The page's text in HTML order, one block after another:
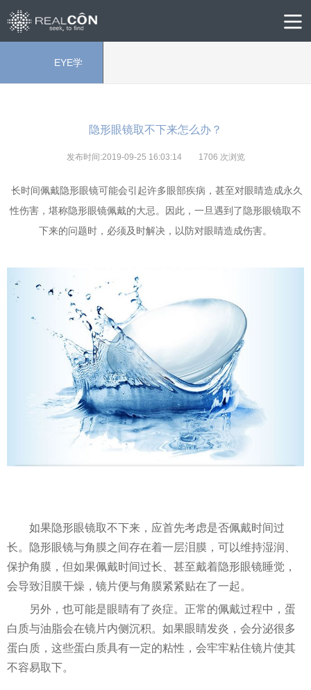
EYE学
隐形眼镜取不下来怎么办？
发布时间:2019-09-25 16:03:14 1706 次浏览
长时间佩戴隐形眼镜可能会引起许多眼部疾病，甚至对眼睛造成永久
性伤害，堪称隐形眼镜佩戴的大忌。因此，一旦遇到了隐形眼镜取不
下来的问题时，必须及时解决，以防对眼睛造成伤害。
如果隐形眼镜取不下来，应首先考虑是否佩戴时间过
长。隐形眼镜与角膜之间存在着一层泪膜，可以维持湿润、
保护角膜，但如果佩戴时间过长、甚至戴着隐形眼镜睡觉，
会导致泪膜干燥，镜片便与角膜紧紧贴在了一起。
另外，也可能是眼睛有了炎症。正常的佩戴过程中，蛋
白质与油脂会在镜片内侧沉积。如果眼睛发炎，会分泌很多
蛋白质，这些蛋白质具有一定的粘性，会牢牢粘住镜片使其
不容易取下。